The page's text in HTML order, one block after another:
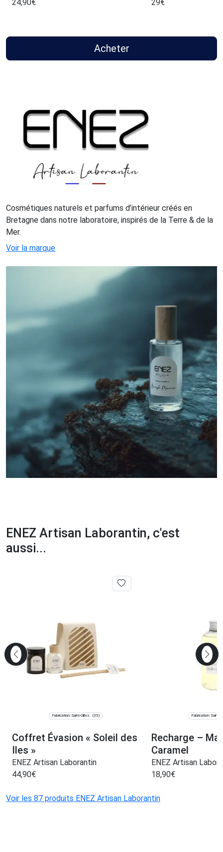
24,90€ 29€
Acheter
Cosmétiques naturels et parfums d’intérieur créés en
Bretagne dans notre laboratoire, inspirés de la Terre & de la
Mer.
Voir la marque
ENEZ Artisan Laborantin, c'est
aussi...
Fabrication: Saint-Gilles (35)
Coffret Évasion « Soleil des
Iles »
ENEZ Artisan Laborantin
44,90€
Fabrication: Saint-
Recharge –
Caramel
ENEZ Artisan
18,90€
Voir les 87 produits ENEZ Artisan Laborantin